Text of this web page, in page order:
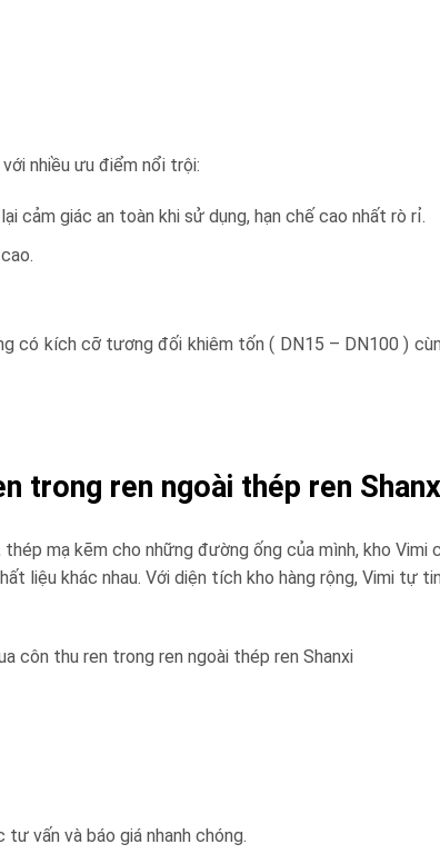
nhiều ưu điểm nổi trội:
cảm giác an toàn khi sử dụng, hạn chế cao nhất rò rỉ.
có kích cỡ tương đối khiêm tốn ( DN15 – DN100 )
trong ren ngoài thép ren
mạ kẽm cho những đường ống của mình, kho
liệu khác nhau. Với diện tích kho hàng rộng, Vimi tự
côn thu ren trong ren ngoài thép ren Shanxi
vấn và báo giá nhanh chóng.